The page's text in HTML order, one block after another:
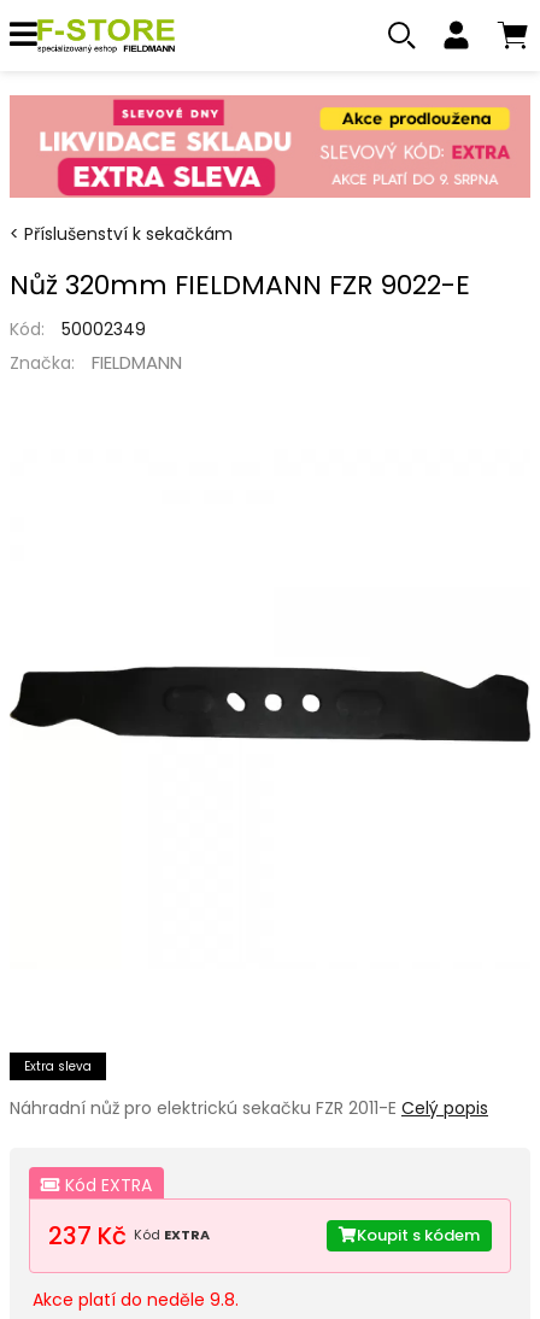
Příslušenství k sekačkám
Nůž 320mm FIELDMANN FZR 9022-E
Kód:
50002349
Značka:
FIELDMANN
Extra sleva
Náhradní nůž pro elektrickú sekačku FZR 2011-E Celý popis
Kód EXTRA
237 Kč Kód EXTRA Koupit s kódem
Akce platí do neděle 9.8.